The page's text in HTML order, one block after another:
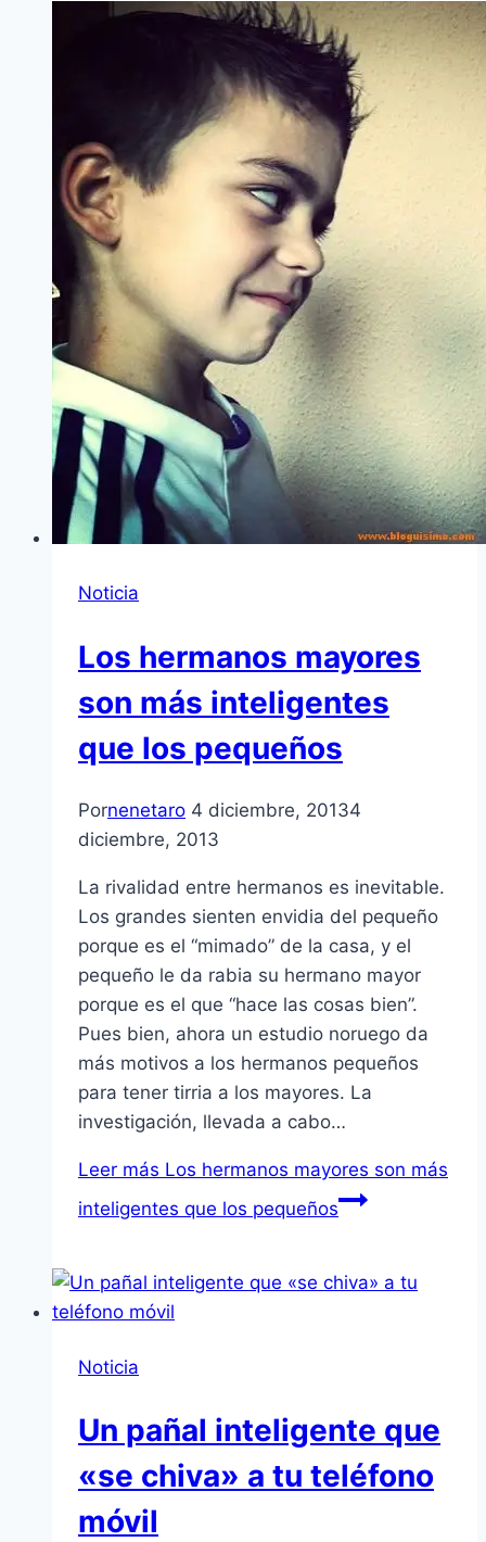
Noticia
Los hermanos mayores
son más inteligentes
que los pequeños
Pornenetaro 4 diciembre, 20134
diciembre, 2013
La rivalidad entre hermanos es inevitable.
Los grandes sienten envidia del pequeño
porque es el “mimado” de la casa, y el
pequeño le da rabia su hermano mayor
porque es el que “hace las cosas bien”.
Pues bien, ahora un estudio noruego da
más motivos a los hermanos pequeños
para tener tirria a los mayores. La
investigación, llevada a cabo…
Leer más Los hermanos mayores son más
inteligentes que los pequeños
Noticia
Un pañal inteligente que
«se chiva» a tu teléfono
móvil